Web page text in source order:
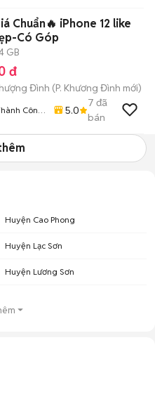
iPhone 12 like
Có Góp
GB
đ
Đình (P. Khương Đình mới)
Công
5.0
7 đã
bán
Huyện Cao Phong
Huyện Lạc Sơn
Huyện Lương Sơn